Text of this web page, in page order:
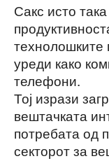
Сакс исто
уреди како
телефони.
Тој изрази
вештачката
потребата од
секторот за